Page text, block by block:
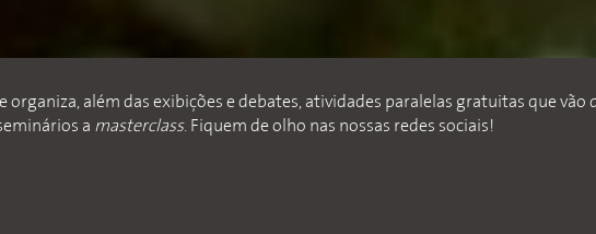
organiza, além das exibições e debates, atividades paralelas gratuitas que vão
a masterclass. Fiquem de olho nas nossas redes sociais!